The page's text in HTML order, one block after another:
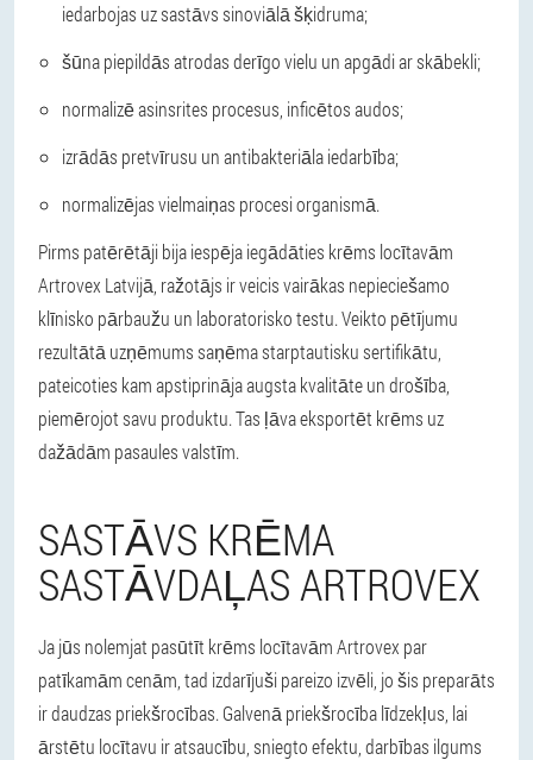
iedarbojas uz sastāvs sinoviālā šķidruma;
šūna piepildās atrodas derīgo vielu un apgādi ar skābekli;
normalizē asinsrites procesus, inficētos audos;
izrādās pretvīrusu un antibakteriāla iedarbība;
normalizējas vielmaiņas procesi organismā.
Pirms patērētāji bija iespēja iegādāties krēms locītavām
Artrovex Latvijā, ražotājs ir veicis vairākas nepieciešamo
klīnisko pārbaužu un laboratorisko testu. Veikto pētījumu
rezultātā uzņēmums saņēma starptautisku sertifikātu,
pateicoties kam apstiprināja augsta kvalitāte un drošība,
piemērojot savu produktu. Tas ļāva eksportēt krēms uz
dažādām pasaules valstīm.
SASTĀVS KRĒMA
SASTĀVDAĻAS ARTROVEX
Ja jūs nolemjat pasūtīt krēms locītavām Artrovex par
patīkamām cenām, tad izdarījuši pareizo izvēli, jo šis preparāts
ir daudzas priekšrocības. Galvenā priekšrocība līdzekļus, lai
ārstētu locītavu ir atsaucību, sniegto efektu, darbības ilgums